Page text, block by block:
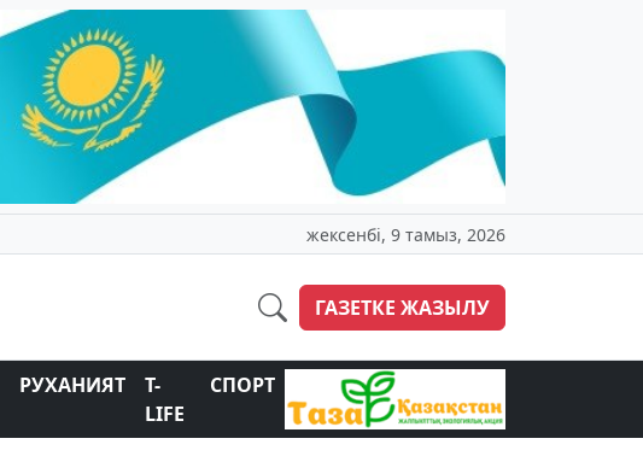
жексенбі, 9 тамыз, 2026
ГАЗЕТКЕ ЖАЗЫЛУ
РУХАНИЯТ
T-
LIFE
СПОРТ